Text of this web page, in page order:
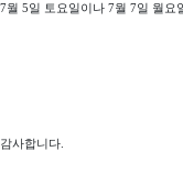
7월 5일 토요일이나 7월 7일 월요
감사합니다.